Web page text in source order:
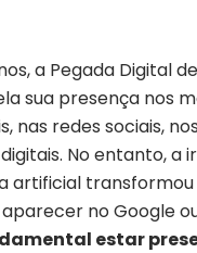
a Pegada Digital
sua presença nos
nas redes sociais,
No entanto, a
artificial transformou
no Google
estar